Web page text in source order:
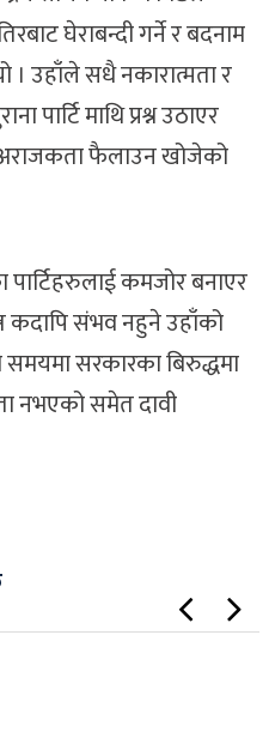
घेराबन्दी गर्ने र बदनाम
। उहाँले सधै नकारात्मता र
पार्टि माथि प्रश्न उठाएर
अराजकता फैलाउन खोजेको
पार्टिहरुलाई कमजोर बनाएर
कदापि संभव नहुने उहाँको
समयमा सरकारका बिरुद्धमा
नभएको समेत दावी